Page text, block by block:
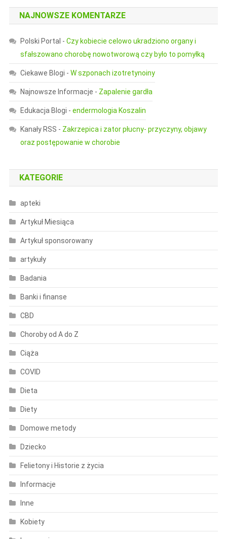
NAJNOWSZE KOMENTARZE
Polski Portal - Czy kobiecie celowo ukradziono organy i
sfałszowano chorobę nowotworową czy było to pomyłką
Ciekawe Blogi - W szponach izotretynoiny
Najnowsze Informacje - Zapalenie gardła
Edukacja Blogi - endermologia Koszalin
Kanały RSS - Zakrzepica i zator płucny- przyczyny, objawy
oraz postępowanie w chorobie
KATEGORIE
apteki
Artykuł Miesiąca
Artykuł sponsorowany
artykuły
Badania
Banki i finanse
CBD
Choroby od A do Z
Ciąża
COVID
Dieta
Diety
Domowe metody
Dziecko
Felietony i Historie z życia
Informacje
Inne
Kobiety